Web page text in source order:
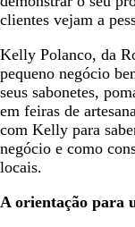
clientes vejam a
Kelly Polanco, da
pequeno negócio
seus sabonetes,
em feiras de
com Kelly para
negócio e como
locais.
A orientação para